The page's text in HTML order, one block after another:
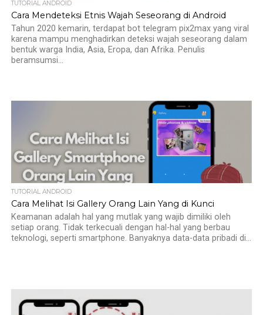
TUTORIAL ANDROID
Cara Mendeteksi Etnis Wajah Seseorang di Android
Tahun 2020 kemarin, terdapat bot telegram pix2max yang viral
karena mampu menghadirkan deteksi wajah seseorang dalam
bentuk warga India, Asia, Eropa, dan Afrika. Penulis
beramsumsi...
TUTORIAL ANDROID
Cara Melihat Isi Gallery Orang Lain Yang di Kunci
Keamanan adalah hal yang mutlak yang wajib dimiliki oleh
setiap orang. Tidak terkecuali dengan hal-hal yang berbau
teknologi, seperti smartphone. Banyaknya data-data pribadi di...